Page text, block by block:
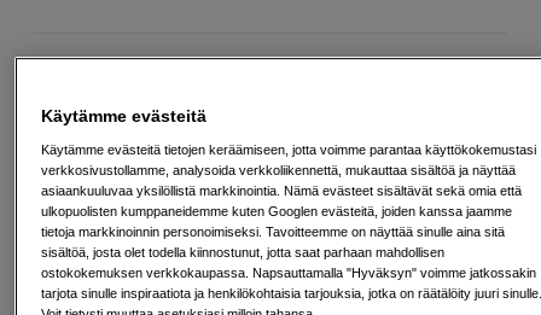
Maksa heti tai jaa useampaan osamaksuun
Määrä
Lisää ostoskoriin
Käytämme evästeitä
Käytämme evästeitä tietojen keräämiseen, jotta voimme parantaa käyttökokemustasi
verkkosivustollamme, analysoida verkkoliikennettä, mukauttaa sisältöä ja näyttää
asiaankuuluvaa yksilöllistä markkinointia. Nämä evästeet sisältävät sekä omia että
ulkopuolisten kumppaneidemme kuten Googlen evästeitä, joiden kanssa jaamme
tietoja markkinoinnin personoimiseksi. Tavoitteemme on näyttää sinulle aina sitä
sisältöä, josta olet todella kiinnostunut, jotta saat parhaan mahdollisen
ostokokemuksen verkkokaupassa. Napsauttamalla "Hyväksyn" voimme jatkossakin
tarjota sinulle inspiraatiota ja henkilökohtaisia tarjouksia, jotka on räätälöity juuri